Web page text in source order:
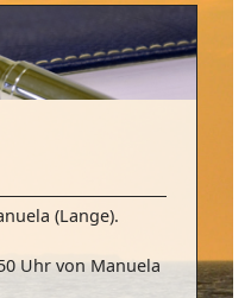
(Lange).
Uhr von Manuela